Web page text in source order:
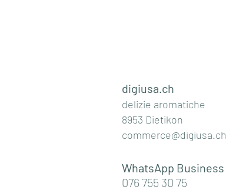
digiusa.ch
delizie aromatiche
8953 Dietikon
commerce@digiusa.ch
WhatsApp Business
076 755 30 75